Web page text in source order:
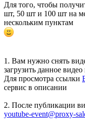
Для того, чтобы
шт, 50 шт и 100 шт на
нескольким пунктам
1. Вам нужно снять
загрузить данное
Для просмотра ссылки
сервис в описании
2. После публикации
youtube-event@proxy-